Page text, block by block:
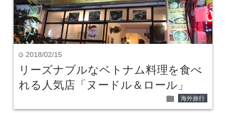
time 2018/02/15
リーズナブルなベトナム料理を食べ
れる人気店「ヌードル＆ロール」
folder 海外旅行